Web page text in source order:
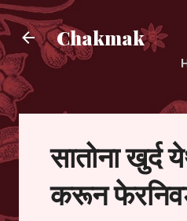
Chakmak
सातोना खुर्द
करून